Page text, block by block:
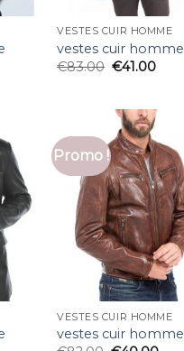
VESTES CUIR HOMME
vestes cuir homme
€83.00 €41.00
Promo !
VESTES CUIR HOMME
vestes cuir homme